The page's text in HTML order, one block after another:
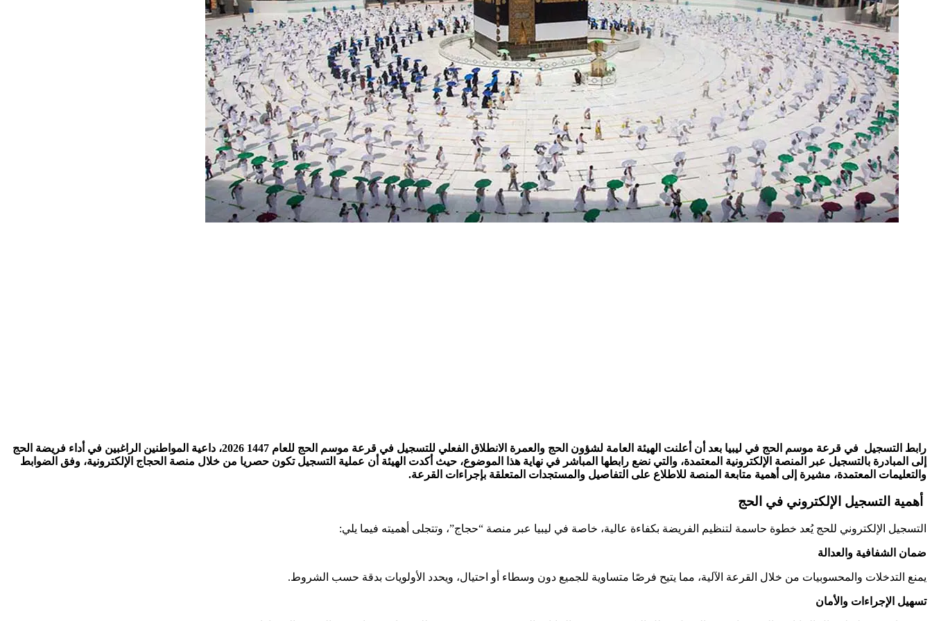
رابط التسجيل في قرعة موسم الحج في ليبيا بعد أن أعلنت الهيئة العامة لشؤون الحج والعمرة الانطلاق الفعلي للتسجيل في قرعة موسم الحج للعام 1447 2026، داعية المواطنين الراغبين في أداء فريضة الحج
إلى المبادرة بالتسجيل عبر المنصة الإلكترونية المعتمدة، والتي نضع رابطها المباشر في نهاية هذا الموضوع، حيث أكدت الهيئة أن عملية التسجيل تكون حصريا من خلال منصة الحجاج الإلكترونية، وفق الضوابط
والتعليمات المعتمدة، مشيرة إلى أهمية متابعة المنصة للاطلاع على التفاصيل والمستجدات المتعلقة بإجراءات القرعة.
أهمية التسجيل الإلكتروني في الحج
التسجيل الإلكتروني للحج يُعد خطوة حاسمة لتنظيم الفريضة بكفاءة عالية، خاصة في ليبيا عبر منصة “حجاج”، وتتجلى أهميته فيما يلي:
ضمان الشفافية والعدالة
يمنع التدخلات والمحسوبيات من خلال القرعة الآلية، مما يتيح فرصًا متساوية للجميع دون وسطاء أو احتيال، ويحدد الأولويات بدقة حسب الشروط.​
تسهيل الإجراءات والأمان